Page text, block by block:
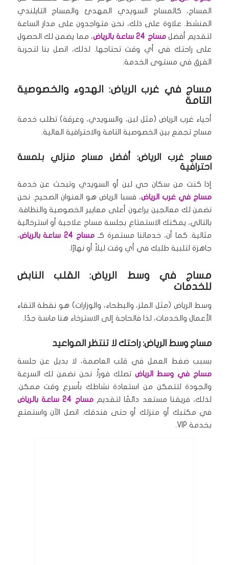
المساج، كالمساج السويدي المهدئ والمساج التايلندي
المنشط. علاوة على ذلك، نحن متواجدون على مدار الساعة
لتقديم أفضلمساج 24 ساعة بالرياض
، مما يضمن لك الحصول
على راحتك في أي وقت تحتاجها. لذلك، اتصل بنا لتجربة
الفرق في مستوى الخدمة.
مساج في غرب الرياض: الهدوء والخصوصية
التامة
أحياء غرب الرياض (مثل لبن، والسويدي، وعرقة) تطلب خدمة
مساج تجمع بين الخصوصية التامة والاحترافية العالية.
مساج غرب الرياض: أفضل مساج منزلي بلمسة
احترافية
إذا كنت من سكان حي لبن أو السويدي وتبحث عن خدمة
مساج في غرب الرياض، فسبا الرياض هو العنوان الصحيح. نحن
نضمن لك معالجين يراعون أعلى معايير الخصوصية والنظافة.
بالتالي، يمكنك الاستمتاع بجلسة مساج علاجية أو استرخائية
مثالية.كما أن، خدماتنا مستمرة كـ مساج 24 ساعة بالرياض
،
جاهزة لتلبية طلبك في أي وقت ليلاً أو نهارًا.
مساج في وسط الرياض: القلب النابض
للخدمات
وسط الرياض (مثل الملز، والبطحاء، والوزارات) هو نقطة التقاء
الأعمال والخدمات، لذا فالحاجة إلى الاسترخاء هنا ماسة جدًا.
مساج وسط الرياض: راحتك لا تنتظر المواعيد
بسبب ضغط العمل في قلب العاصمة، لا بديل عن جلسة
مساج في وسط الرياض تصلك فوراً. نحن نضمن لك السرعة
والجودة لتتمكن من استعادة نشاطك بأسرع وقت ممكن.
لذلك، فريقنا مستعد دائمًا لتقديممساج 24 ساعة بالرياض
في مكتبك أو منزلك أو حتى فندقك. اتصل الآن واستمتع
بخدمة VIP.